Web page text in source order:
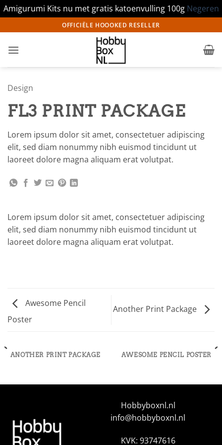
Amigurumi Kits nu met gratis katoenvulling 100g Negeren
naar
inhoud
OFFICIËLE HOOOKED RESELLER
Design
FL3 PRINT PACKAGE
Lorem ipsum dolor sit amet, consectetuer adipiscing
elit, sed diam nonummy nibh euismod tincidunt ut
laoreet dolore magna aliquam erat volutpat.
Lorem ipsum dolor sit amet, consectetuer adipiscing
elit, sed diam nonummy nibh euismod tincidunt ut
laoreet dolore magna aliquam erat volutpat.
Awesome Pencil
Poster
Another Print Package
ANOTHER PRINT PACKAGE AWESOME PENCIL POSTER
Hobbyboxnl.nl
info@hobbyboxnl.nl
KVK: 93747616